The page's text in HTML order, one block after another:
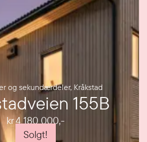
og sekundærdeler, Kråkstad
155B
kr 4 180 000,-
Solgt!